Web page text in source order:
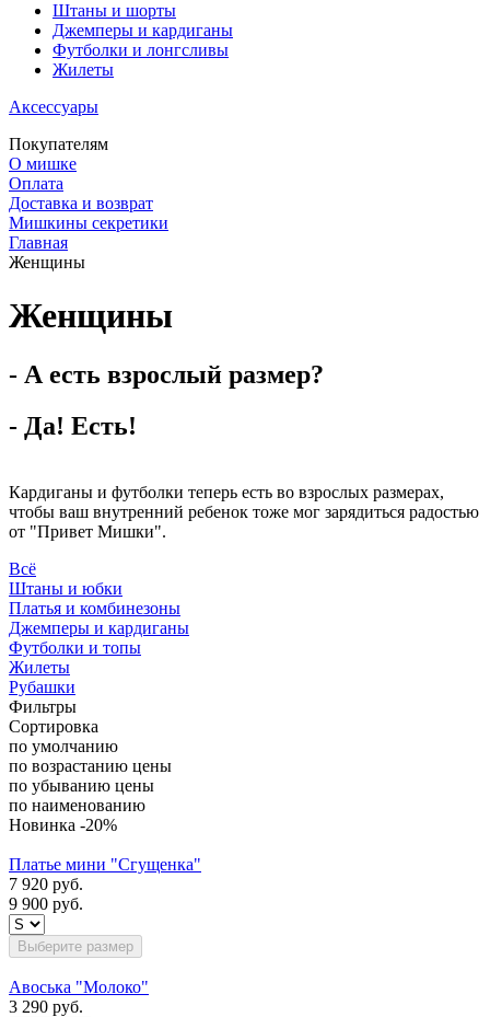
Штаны и шорты
Джемперы и кардиганы
Футболки и лонгсливы
Жилеты
Аксессуары
Покупателям
О мишке
Оплата
Доставка и возврат
Мишкины секретики
Главная
Женщины
Женщины
- А есть взрослый размер?
- Да! Есть!
Кардиганы и футболки теперь есть во взрослых размерах,
чтобы ваш внутренний ребенок тоже мог зарядиться радостью
от "Привет Мишки".
Всё
Штаны и юбки
Платья и комбинезоны
Джемперы и кардиганы
Футболки и топы
Жилеты
Рубашки
Фильтры
Сортировка
по умолчанию
по возрастанию цены
по убыванию цены
по наименованию
Новинка -20%
Платье мини "Сгущенка"
7 920 руб.
9 900 руб.
Выберите размер
Авоська "Молоко"
3 290 руб.